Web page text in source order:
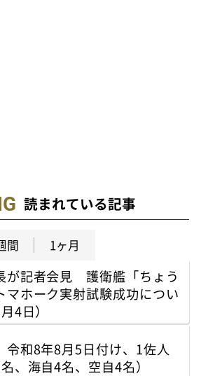
読まれている記事
間 1ヶ月
が記者会見 護衛艦「ちょう
マホーク実射試験成功につい
4日）
和8年8月5日付け、1佐人
、海自4名、空自4名）